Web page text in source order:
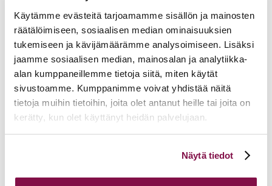
Käytämme evästeitä tarjoamamme sisällön ja mainosten
räätälöimiseen, sosiaalisen median ominaisuuksien
tukemiseen ja kävijämäärämme analysoimiseen. Lisäksi
jaamme sosiaalisen median, mainosalan ja analytiikka-
alan kumppaneillemme tietoja siitä, miten käytät
sivustoamme. Kumppanimme voivat yhdistää näitä
tietoja muihin tietoihin, joita olet antanut heille tai joita on
kerätty, kun olet käyttänyt heidän palvelujaan.
linkistä.
Näytä tiedot
Ruokavalio
Mikäli tapahtuma on maksullinen, kenelle lasku lähetetään?
Seurakunta maksaa laskun
Maksan laskun itse (lisää laskutusosoite)
Laskutusosoite
Lisätietoja
Hyväksyntietosuojaselosteenja tietojeni tallentamisen
asetukseen. Henkilötietoja käsitellään tapahtuman hallinnan yhteydessä viestinnän,